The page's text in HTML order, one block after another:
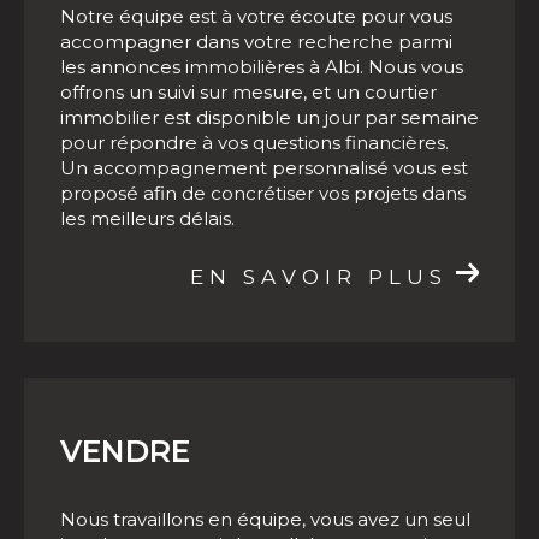
Faire estimer son bien immobilier à Albi
et ses environs
De nombreuses raisons peuvent vous pousser
à solliciter une estimation immobilière, la plus
notable étant la vente d'une propriété. Nos
agents ont une excellente connaissance du
de vous délivrer une estimation immobilière à
Contacter notre agence
immobilière à Albi et sa région
Notre équipe est à votre écoute pour vous
accompagner dans votre recherche parmi
les annonces immobilières à Albi. Nous vous
offrons un suivi sur mesure, et un courtier
immobilier est disponible un jour par semaine
pour répondre à vos questions financières.
Un accompagnement personnalisé vous est
proposé afin de concrétiser vos projets dans
les meilleurs délais.
EN SAVOIR PLUS
VENDRE
Nous travaillons en équipe, vous avez un seul